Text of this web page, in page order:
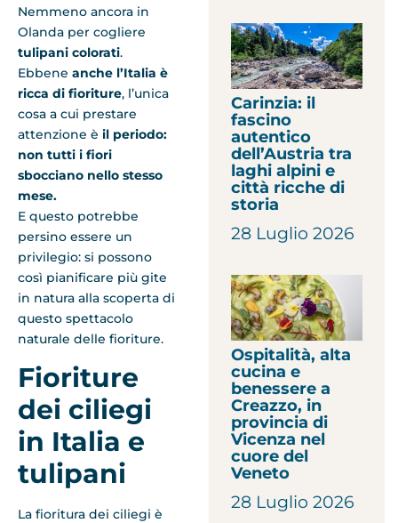
Nemmeno ancora in
Olanda per cogliere
tulipani colorati.
Ebbene anche l’Italia è
ricca di fioriture, l’unica
cosa a cui prestare
attenzione è il periodo:
non tutti i fiori
sbocciano nello stesso
mese.
E questo potrebbe
persino essere un
privilegio: si possono
così pianificare più gite
in natura alla scoperta di
questo spettacolo
naturale delle fioriture.
Fioriture
dei ciliegi
in Italia e
tulipani
La fioritura dei ciliegi è
Carinzia: il
fascino
autentico
dell’Austria tra
laghi alpini e
città ricche di
storia
28 Luglio 2026
Ospitalità, alta
cucina e
benessere a
Creazzo, in
provincia di
Vicenza nel
cuore del
Veneto
28 Luglio 2026